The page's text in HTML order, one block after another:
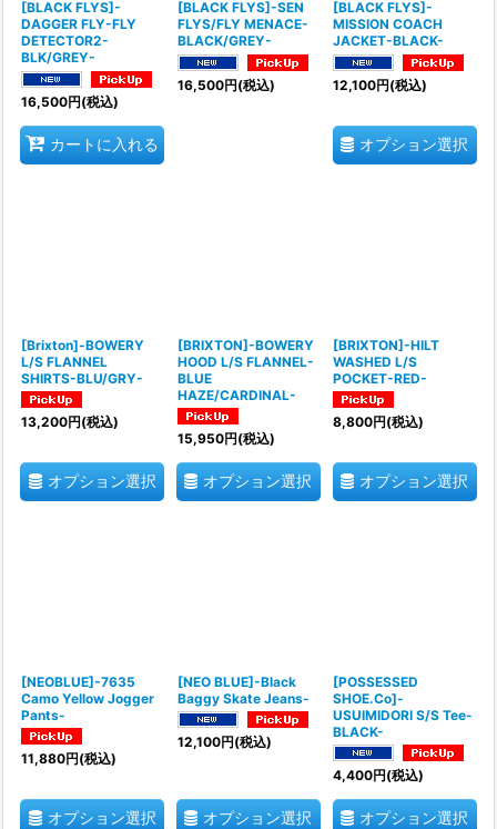
[BLACK FLYS]-
DAGGER FLY-FLY
DETECTOR2-
BLK/GREY-
16,500円(税込)
カートに入れる
[BLACK FLYS]-SEN
FLYS/FLY MENACE-
BLACK/GREY-
16,500円(税込)
[BLACK FLYS]-
MISSION COACH
JACKET-BLACK-
12,100円(税込)
オプション選択
[Brixton]-BOWERY
L/S FLANNEL
SHIRTS-BLU/GRY-
13,200円(税込)
オプション選択
[BRIXTON]-BOWERY
HOOD L/S FLANNEL-
BLUE
HAZE/CARDINAL-
15,950円(税込)
オプション選択
[BRIXTON]-HILT
WASHED L/S
POCKET-RED-
8,800円(税込)
オプション選択
[NEOBLUE]-7635
Camo Yellow Jogger
Pants-
11,880円(税込)
オプション選択
[NEO BLUE]-Black
Baggy Skate Jeans-
12,100円(税込)
オプション選択
[POSSESSED
SHOE.Co]-
USUIMIDORI S/S Tee-
BLACK-
4,400円(税込)
オプション選択